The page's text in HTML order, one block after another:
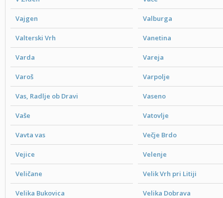
Vajgen Valburga
Valterski Vrh Vanetina
Varda Vareja
Varoš Varpolje
Vas, Radlje ob Dravi Vaseno
Vaše Vatovlje
Vavta vas Večje Brdo
Vejice Velenje
Veličane Velik Vrh pri Litiji
Velika Bukovica Velika Dobrava